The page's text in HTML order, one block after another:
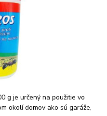
g je určený na použitie vo
okolí domov ako sú garáže,